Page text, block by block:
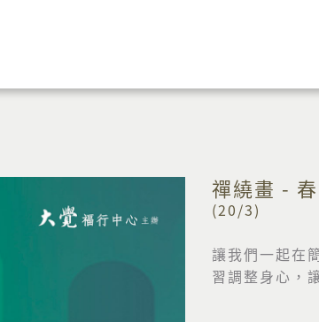
禪繞畫 -
(20/3)
讓我們一起在
習調整身心，